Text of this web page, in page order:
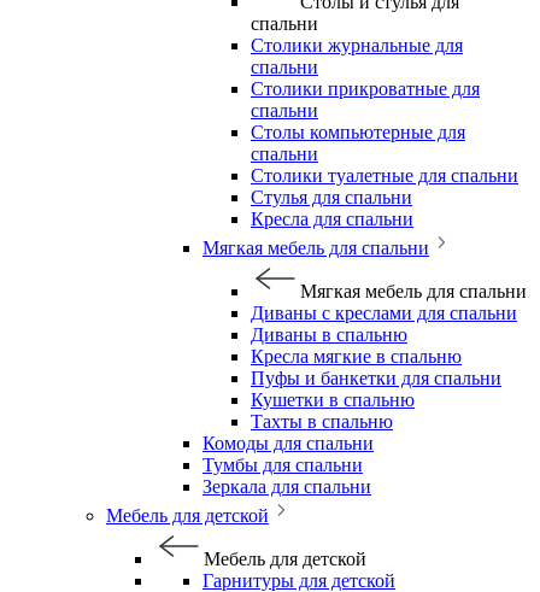
спальни
Столики журнальные для
спальни
Столики прикроватные для
спальни
Столы компьютерные для
спальни
Столики туалетные для спальни
Стулья для спальни
Кресла для спальни
Мягкая мебель для спальни
Мягкая мебель для спальни
Диваны с креслами для спальни
Диваны в спальню
Кресла мягкие в спальню
Пуфы и банкетки для спальни
Кушетки в спальню
Тахты в спальню
Комоды для спальни
Тумбы для спальни
Зеркала для спальни
Мебель для детской
Мебель для детской
Гарнитуры для детской